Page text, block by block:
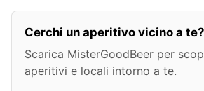
Cerchi un aperitivo vicino a te?
Scarica MisterGoodBeer per
aperitivi e locali intorno a te.